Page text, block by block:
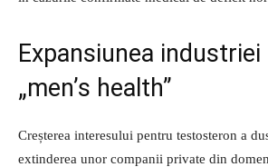
Expansiunea
„men’s health”
Creșterea interesului pentru testosteron a
extinderea unor companii private din